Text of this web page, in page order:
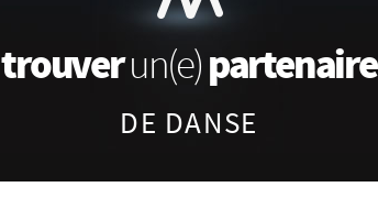
trouverun(e)partenaire
DE DANSE